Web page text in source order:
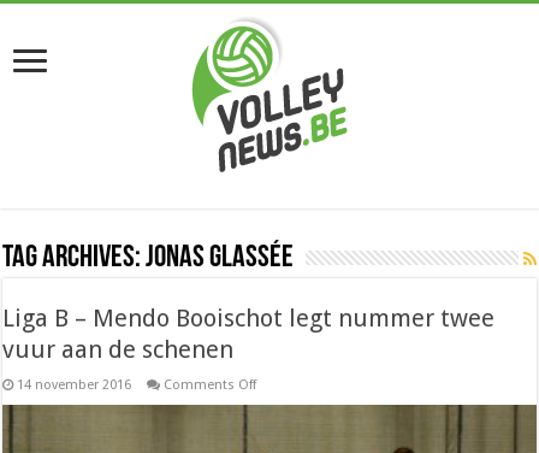
Tag Archives:Jonas Glassée
Liga B – Mendo Booischot legt nummer twee
vuur aan de schenen
14 november 2016 Comments Offon